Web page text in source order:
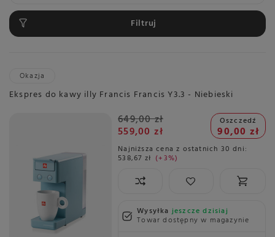
Filtruj
Okazja
Ekspres do kawy illy Francis Francis Y3.3 - Niebieski
649,00 zł
559,00 zł
Oszczedź
90,00 zł
Najniższa cena z ostatnich 30 dni:
538,67 zł +3%
Wysyłkajeszcze dzisiaj
Towar dostępny w magazynie